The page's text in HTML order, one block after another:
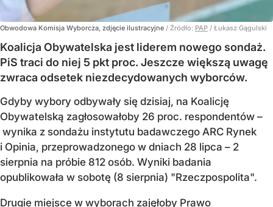
Obwodowa Komisja Wyborcza, zdjęcie ilustracyjne / Źródło: PAP / Łukasz Gągulski
Koalicja Obywatelska jest liderem nowego sondaż.
PiS traci do niej 5 pkt proc. Jeszcze większą uwagę
zwraca odsetek niezdecydowanych wyborców.
Gdyby wybory odbywały się dzisiaj, na Koalicję
Obywatelską zagłosowałoby 26 proc. respondentów –
wynika z sondażu instytutu badawczego ARC Rynek
i Opinia, przeprowadzonego w dniach 28 lipca – 2
sierpnia na próbie 812 osób. Wyniki badania
opublikowała w sobotę (8 sierpnia) "Rzeczpospolita".
Drugie miejsce w wyborach zajęłoby Prawo